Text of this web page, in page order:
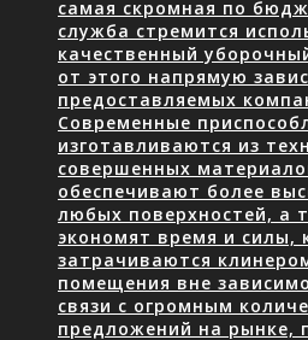
самая скромная по
служба стремится
качественный
от этого напрямую
предоставляемых
Современные
изготавливаются из
совершенных
обеспечивают более
любых поверхностей, а
экономят время и силы,
затрачиваются
помещения вне
связи с огромным
предложений на рынке,